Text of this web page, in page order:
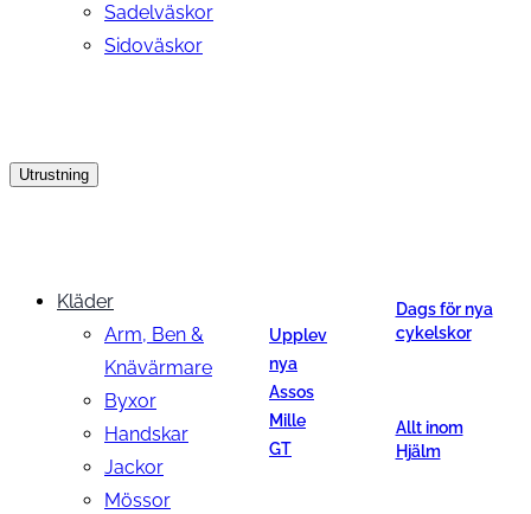
Sadelväskor
Sidoväskor
Utrustning
Kläder
Arm, Ben &
Knävärmare
Byxor
Handskar
Jackor
Mössor
Upplev
nya
Assos
Mille
GT
Dags för nya
cykelskor
Allt inom
Hjälm